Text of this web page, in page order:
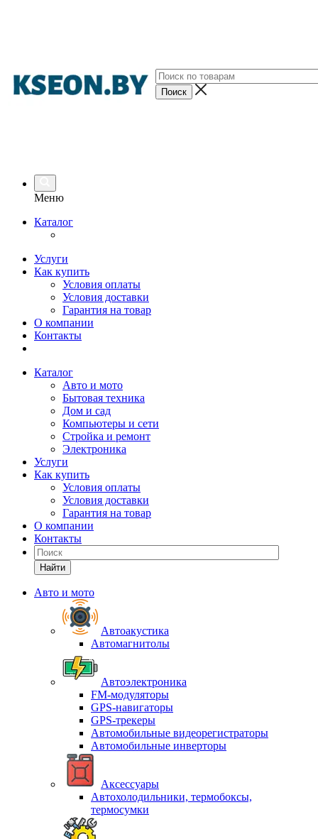
Меню
Каталог
Услуги
Как купить
Условия оплаты
Условия доставки
Гарантия на товар
О компании
Контакты
Каталог
Авто и мото
Бытовая техника
Дом и сад
Компьютеры и сети
Стройка и ремонт
Электроника
Услуги
Как купить
Условия оплаты
Условия доставки
Гарантия на товар
О компании
Контакты
Найти
Авто и мото
Автоакустика
Автомагнитолы
Автоэлектроника
FM-модуляторы
GPS-навигаторы
GPS-трекеры
Автомобильные видеорегистраторы
Автомобильные инверторы
Аксессуары
Автохолодильники, термобоксы,
термосумки